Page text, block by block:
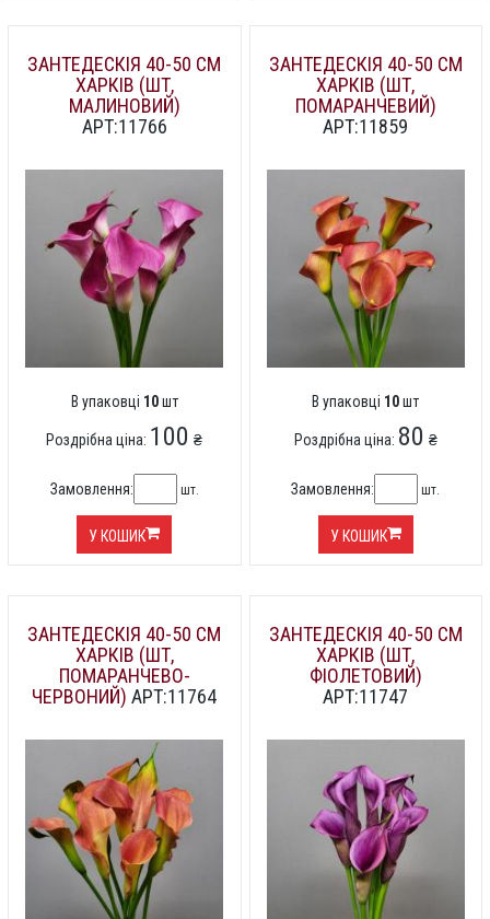
ЗАНТЕДЕСКІЯ 40-50 СМ
ХАРКІВ (ШТ,
МАЛИНОВИЙ)
АРТ:11766
В упаковці 10шт
Роздрібна ціна: 100 ₴
Замовлення: шт.
У КОШИК
ЗАНТЕДЕСКІЯ 40-50 СМ
ХАРКІВ (ШТ,
ПОМАРАНЧЕВИЙ)
АРТ:11859
В упаковці 10шт
Роздрібна ціна: 80 ₴
Замовлення: шт.
У КОШИК
ЗАНТЕДЕСКІЯ 40-50 СМ
ХАРКІВ (ШТ,
ПОМАРАНЧЕВО-
ЧЕРВОНИЙ) АРТ:11764
ЗАНТЕДЕСКІЯ 40-50 СМ
ХАРКІВ (ШТ,
ФІОЛЕТОВИЙ)
АРТ:11747